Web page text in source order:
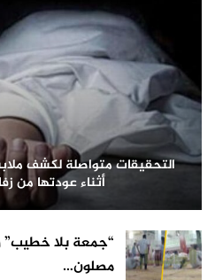
التحقيقات متواصلة لكشف
أثناء عودتها من
“جمعة بلا
مصلون…